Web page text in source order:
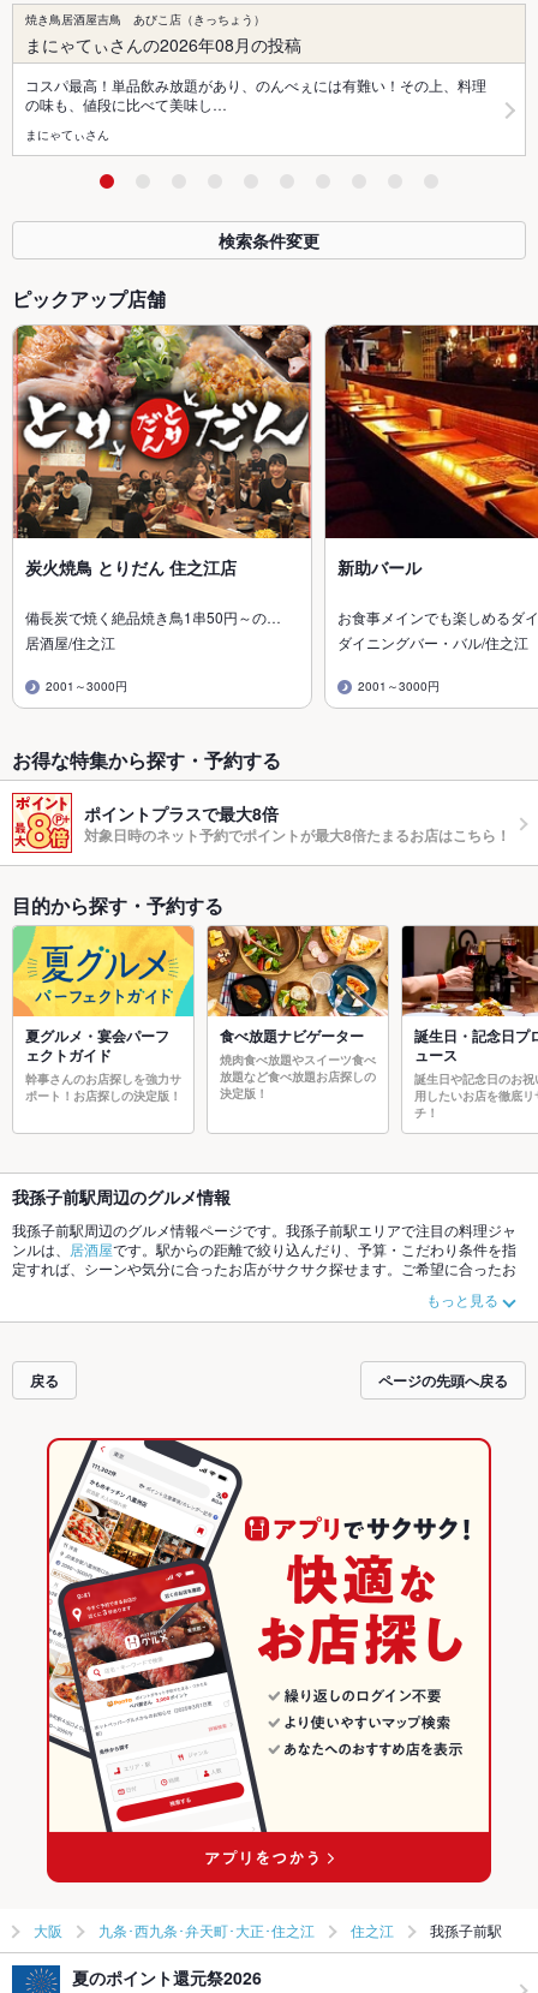
焼き鳥居酒屋吉鳥 あびこ店（きっちょう）
まにゃてぃさんの2026年08月の投稿
コスパ最高！単品飲み放題があり、のんべぇには有難い！その上、料理
の味も、値段に比べて美味し…
まにゃてぃさん
検索条件変更
ピックアップ店舗
炭火焼鳥 とりだん 住之江店
備長炭で焼く絶品焼き鳥1串50円～の…
居酒屋/住之江
2001～3000円
新助バール
お食事メインでも楽しめるダ
ダイニングバー・バル/住之江
2001～3000円
お得な特集から探す・予約する
ポイントプラスで最大8倍
対象日時のネット予約でポイントが最大8倍たまるお店はこちら！
目的から探す・予約する
夏グルメ・宴会パーフ
ェクトガイド
幹事さんのお店探しを強力サ
ポート！お店探しの決定版！
食べ放題ナビゲーター
焼肉食べ放題やスイーツ食べ
放題など食べ放題お店探しの
決定版！
誕生日・記念日プ
ュース
誕生日や記念日のお祝
用したいお店を徹底リ
チ！
我孫子前駅周辺のグルメ情報
我孫子前駅周辺のグルメ情報ページです。我孫子前駅エリアで注目の料理ジャ
ンルは、
居酒屋です。駅からの距離で絞り込んだり、予算・こだわり条件を指
定すれば、シーンや気分に合ったお店がサクサク探せます。ご希望に合ったお
ださい。ホットペッパーグルメなら、お得なクーポンはもちろん、こだわりメ
ニュー肉じゃがや季節のおすすめ料理など、お店の最新情報をご紹介している
達どうしの飲み会にも、会社の宴会にも、デートやパーティにもお得に便利に
ホットペッパーグルメをご利用ください。
もっと見る
戻る ページの先頭へ戻る
大阪 九条･西九条･弁天町･大正･住之江 住之江 我孫子前駅
夏のポイント還元祭2026